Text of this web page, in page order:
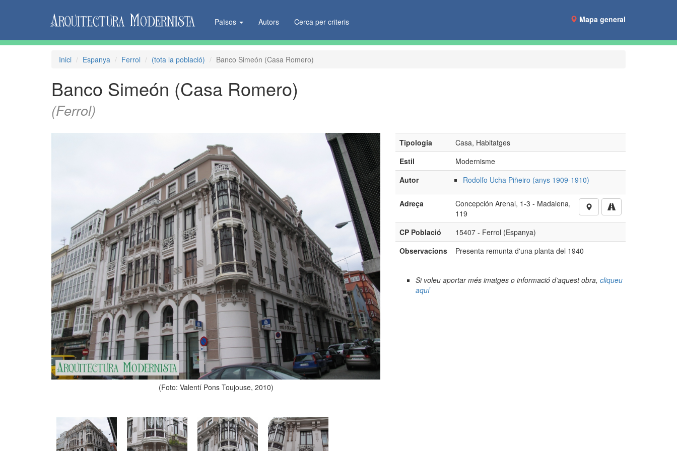
Països Autors Cerca per criteris Mapa general
Inici Espanya Ferrol (tota la població) Banco Simeón (Casa Romero)
Banco Simeón (Casa Romero)
(Ferrol)
(Foto: Valentí Pons Toujouse, 2010)
Tipologia
Casa, Habitatges
Estil
Modernisme
Autor
Rodolfo Ucha Piñeiro (anys 1909-1910)
Adreça
Concepción Arenal, 1-3 - Madalena,
119
CP Població
15407 - Ferrol (Espanya)
Observacions
Presenta remunta d'una planta del 1940
Si voleu aportar més imatges o informació d’aquest obra, cliqueu
aquí